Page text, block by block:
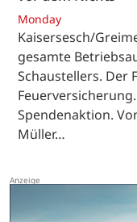
Monday
Kaisersesch/
gesamte
Schaustellers. Der
Spendenaktion.
Müller…